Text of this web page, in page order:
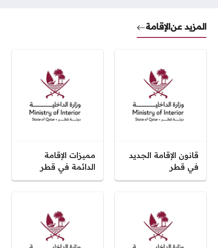
المزيد عنالإقامة
قانون الإقامة الجديد
في قطر
مميزات الإقامة
الدائمة في قطر